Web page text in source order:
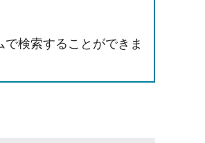
検索することができま